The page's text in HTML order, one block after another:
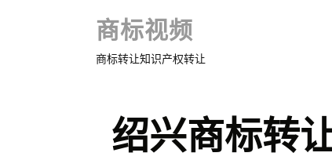
商标视频
商标转让知识产权转让
绍兴商标转